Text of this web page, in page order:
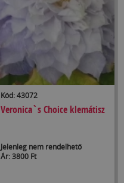
Kód: 43072
Veronica`s Choice klemátisz
Jelenleg nem rendelhető
Ár: 3800 Ft